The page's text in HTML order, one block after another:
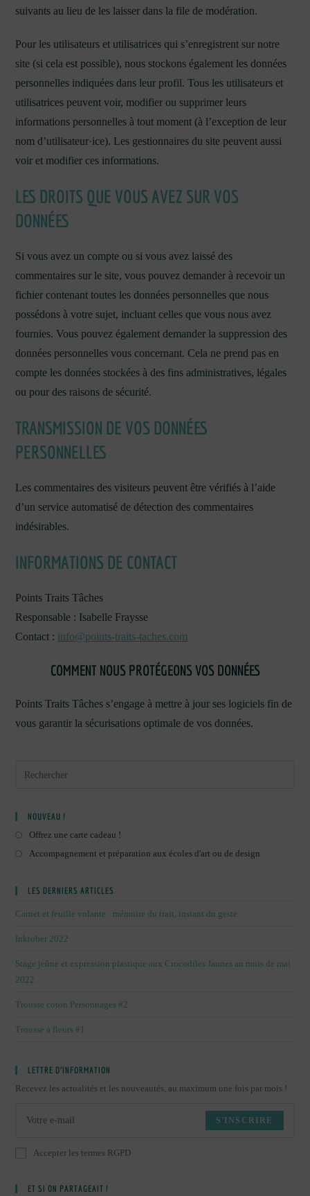
suivants au lieu de les laisser dans la file de modération.
Pour les utilisateurs et utilisatrices qui s’enregistrent sur notre
site (si cela est possible), nous stockons également les données
personnelles indiquées dans leur profil. Tous les utilisateurs et
utilisatrices peuvent voir, modifier ou supprimer leurs
informations personnelles à tout moment (à l’exception de leur
nom d’utilisateur·ice). Les gestionnaires du site peuvent aussi
voir et modifier ces informations.
LES DROITS QUE VOUS AVEZ SUR VOS
DONNÉES
Si vous avez un compte ou si vous avez laissé des
commentaires sur le site, vous pouvez demander à recevoir un
fichier contenant toutes les données personnelles que nous
possédons à votre sujet, incluant celles que vous nous avez
fournies. Vous pouvez également demander la suppression des
données personnelles vous concernant. Cela ne prend pas en
compte les données stockées à des fins administratives, légales
ou pour des raisons de sécurité.
TRANSMISSION DE VOS DONNÉES
PERSONNELLES
Les commentaires des visiteurs peuvent être vérifiés à l’aide
d’un service automatisé de détection des commentaires
indésirables.
INFORMATIONS DE CONTACT
Points Traits Tâches
Responsable : Isabelle Fraysse
Contact : info@points-traits-taches.com
COMMENT NOUS PROTÉGEONS VOS DONNÉES
Points Traits Tâches s’engage à mettre à jour ses logiciels fin de
vous garantir la sécurisations optimale de vos données.
NOUVEAU !
Offrez une carte cadeau !
Accompagnement et préparation aux écoles d'art ou de design
LES DERNIERS ARTICLES
Carnet et feuille volante : mémoire du trait, instant du geste.
Inktober 2022
Stage jeûne et expression plastique aux Crocodiles Jaunes au mois de mai
2022.
Trousse coton Personnages #2
Trousse à fleurs #1
LETTRE D’INFORMATION
Recevez les actualités et les nouveautés, au maximum une fois par mois !
S'INSCRIRE
Accepter les termes RGPD
ET SI ON PARTAGEAIT !